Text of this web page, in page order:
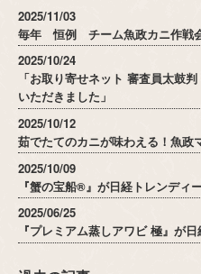
2025/11/03
毎年 恒例 チーム魚政カニ作戦
2025/10/24
「お取り寄せネット 審査員太鼓
いただきました」
2025/10/12
茹でたてのカニが味わえる！魚政
2025/10/09
『蟹の宝船®』が日経トレンディ
2025/06/25
『プレミアム蒸しアワビ 極』が